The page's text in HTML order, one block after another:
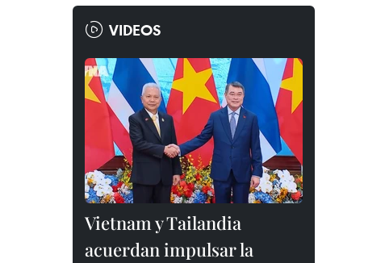
VIDEOS
Vietnam y Tailandia
acuerdan impulsar la